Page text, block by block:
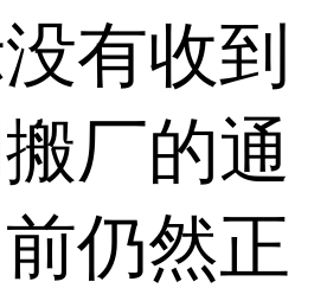
有收到
厂的通
仍然正